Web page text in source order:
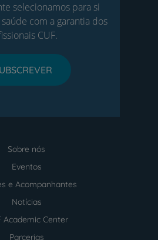
selecionamos para si
com a garantia dos
CUF.
Sobre nós
Eventos
e Acompanhantes
Notícias
Academic Center
Parcerias